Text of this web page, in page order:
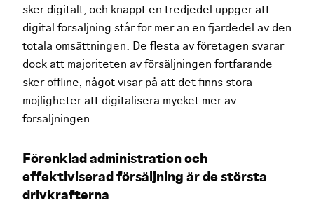
sker digitalt, och knappt en tredjedel uppger att
digital försäljning står för mer än en fjärdedel av den
totala omsättningen. De flesta av företagen svarar
dock att majoriteten av försäljningen fortfarande
sker offline, något visar på att det finns stora
möjligheter att digitalisera mycket mer av
försäljningen.
Förenklad administration och
effektiviserad försäljning är de största
drivkrafterna